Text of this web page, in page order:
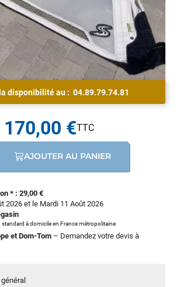
disponibilité au : 04.89.79.74.81
* : 29,00 €
2026 et le Mardi 11 Août 2026
standard à domicile en France métropolitaine
et Dom-Tom – Demandez votre devis à
170,00 €
AJOUTER AU PANIER